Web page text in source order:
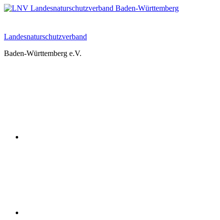
Zum
Landesnaturschutzverband
Baden-Württemberg e.V.